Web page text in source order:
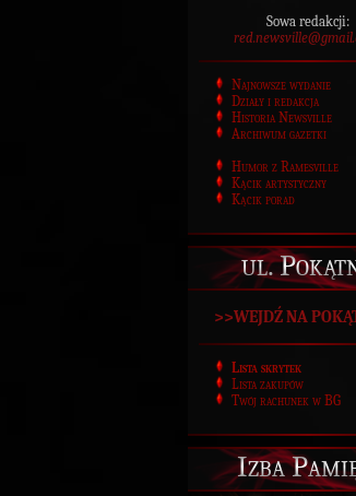
Sowa redakcji:
Najnowsze wydanie
Działy i redakcja
Historia Newsville
Archiwum gazetki
Humor z Ramesville
Kącik artystyczny
Kącik porad
ul.
>>WEJDŹ NA
Lista skrytek
Lista zakupów
Twój rachunek w BG
Izba